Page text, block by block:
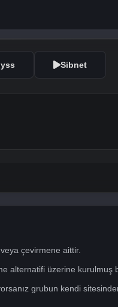
Sibnet
çevirmene aittir.
alternatifi üzerine kurulmuş
grubun kendi